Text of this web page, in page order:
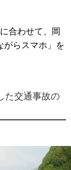
合わせて、岡
がらスマホ」を
た交通事故の